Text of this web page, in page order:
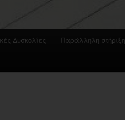
Δυσκολίες Παράλληλη στήριξη